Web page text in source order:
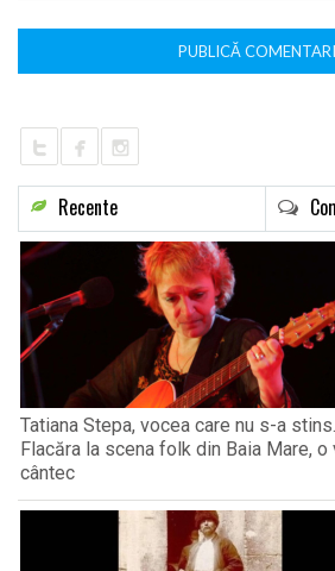
Recente
Tatiana Stepa, vocea care nu s-a
Flacăra la scena folk din Baia Mare,
cântec